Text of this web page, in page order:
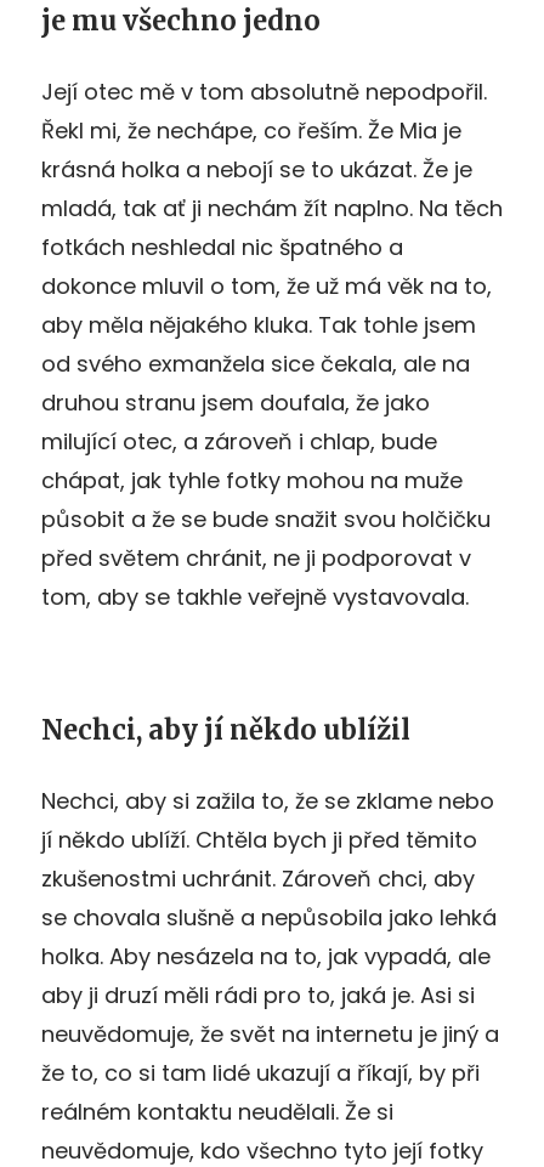
je mu všechno jedno
Její otec mě v tom absolutně nepodpořil.
Řekl mi, že nechápe, co řeším. Že Mia je
krásná holka a nebojí se to ukázat. Že je
mladá, tak ať ji nechám žít naplno. Na těch
fotkách neshledal nic špatného a
dokonce mluvil o tom, že už má věk na to,
aby měla nějakého kluka. Tak tohle jsem
od svého exmanžela sice čekala, ale na
druhou stranu jsem doufala, že jako
milující otec, a zároveň i chlap, bude
chápat, jak tyhle fotky mohou na muže
působit a že se bude snažit svou holčičku
před světem chránit, ne ji podporovat v
tom, aby se takhle veřejně vystavovala.
Nechci, aby jí někdo ublížil
Nechci, aby si zažila to, že se zklame nebo
jí někdo ublíží. Chtěla bych ji před těmito
zkušenostmi uchránit. Zároveň chci, aby
se chovala slušně a nepůsobila jako lehká
holka. Aby nesázela na to, jak vypadá, ale
aby ji druzí měli rádi pro to, jaká je. Asi si
neuvědomuje, že svět na internetu je jiný a
že to, co si tam lidé ukazují a říkají, by při
reálném kontaktu neudělali. Že si
neuvědomuje, kdo všechno tyto její fotky